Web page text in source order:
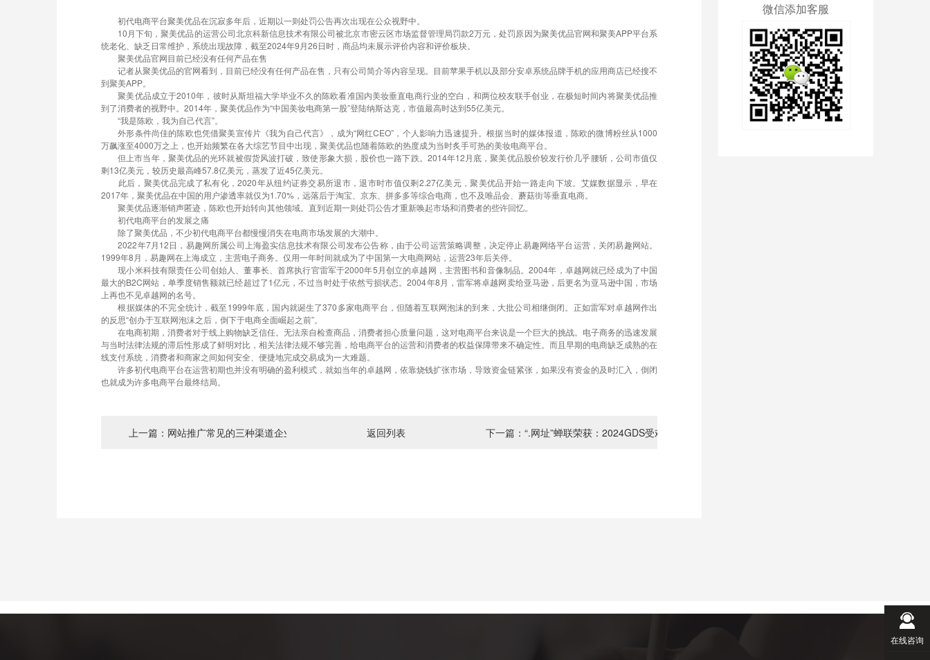
初代电商平台聚美优品在沉寂多年后，近期以一则处罚公告再次出现在公众视野中。
10月下旬，聚美优品的运营公司北京科新信息技术有限公司被北京市密云区市场监督管理局罚款2万元，处罚原因为聚美优品官网和聚美APP平台系
统老化、缺乏日常维护，系统出现故障，截至2024年9月26日时，商品均未展示评价内容和评价板块。
聚美优品官网目前已经没有任何产品在售
记者从聚美优品的官网看到，目前已经没有任何产品在售，只有公司简介等内容呈现。目前苹果手机以及部分安卓系统品牌手机的应用商店已经搜不
到聚美APP。
聚美优品成立于2010年，彼时从斯坦福大学毕业不久的陈欧看准国内美妆垂直电商行业的空白，和两位校友联手创业，在极短时间内将聚美优品推
到了消费者的视野中。2014年，聚美优品作为“中国美妆电商第一股”登陆纳斯达克，市值最高时达到55亿美元。
“我是陈欧，我为自己代言”。
外形条件尚佳的陈欧也凭借聚美宣传片《我为自己代言》，成为“网红CEO”，个人影响力迅速提升。根据当时的媒体报道，陈欧的微博粉丝从1000
万飙涨至4000万之上，也开始频繁在各大综艺节目中出现，聚美优品也随着陈欧的热度成为当时炙手可热的美妆电商平台。
但上市当年，聚美优品的光环就被假货风波打破，致使形象大损，股价也一路下跌。2014年12月底，聚美优品股价较发行价几乎腰斩，公司市值仅
剩13亿美元，较历史最高峰57.8亿美元，蒸发了近45亿美元。
此后，聚美优品完成了私有化，2020年从纽约证券交易所退市，退市时市值仅剩2.27亿美元，聚美优品开始一路走向下坡。艾媒数据显示，早在
2017年，聚美优品在中国的用户渗透率就仅为1.70%，远落后于淘宝、京东、拼多多等综合电商，也不及唯品会、蘑菇街等垂直电商。
聚美优品逐渐销声匿迹，陈欧也开始转向其他领域。直到近期一则处罚公告才重新唤起市场和消费者的些许回忆。
初代电商平台的发展之痛
除了聚美优品，不少初代电商平台都慢慢消失在电商市场发展的大潮中。
2022年7月12日，易趣网所属公司上海盈实信息技术有限公司发布公告称，由于公司运营策略调整，决定停止易趣网络平台运营，关闭易趣网站。
1999年8月，易趣网在上海成立，主营电子商务。仅用一年时间就成为了中国第一大电商网站，运营23年后关停。
现小米科技有限责任公司创始人、董事长、首席执行官雷军于2000年5月创立的卓越网，主营图书和音像制品。2004年，卓越网就已经成为了中国
最大的B2C网站，单季度销售额就已经超过了1亿元，不过当时处于依然亏损状态。2004年8月，雷军将卓越网卖给亚马逊，后更名为亚马逊中国，市场
上再也不见卓越网的名号。
根据媒体的不完全统计，截至1999年底，国内就诞生了370多家电商平台，但随着互联网泡沫的到来，大批公司相继倒闭。正如雷军对卓越网作出
的反思“创办于互联网泡沫之后，倒下于电商全面崛起之前”。
在电商初期，消费者对于线上购物缺乏信任。无法亲自检查商品，消费者担心质量问题，这对电商平台来说是一个巨大的挑战。电子商务的迅速发展
与当时法律法规的滞后性形成了鲜明对比，相关法律法规不够完善，给电商平台的运营和消费者的权益保障带来不确定性。而且早期的电商缺乏成熟的在
线支付系统，消费者和商家之间如何安全、便捷地完成交易成为一大难题。
许多初代电商平台在运营初期也并没有明确的盈利模式，就如当年的卓越网，依靠烧钱扩张市场，导致资金链紧张，如果没有资金的及时汇入，倒闭
也就成为许多电商平台最终结局。
上一篇：网站推广常见的三种渠道企业不可错过 返回列表 下一篇：“.网址”蝉联荣获：2024GDS受欢迎中文域名
微信添加客服
在线咨询